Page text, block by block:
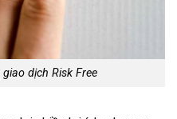
dịch Risk Free